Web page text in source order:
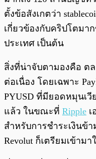
ตั้งข้อสังเกตว่า
เกี่ยวข้องกับคริปโตมา
ประเทศ เป็นต้น
สิ่งที่น่าจับตามองคือ ตล
ต่อเนื่อง โดยเฉพาะ
PYUSD ที่มียอดหมุนเ
แล้ว ในขณะที่ Ripple
สำหรับการชำระเงินข้
Revolut ก็เตรียมเข้าม